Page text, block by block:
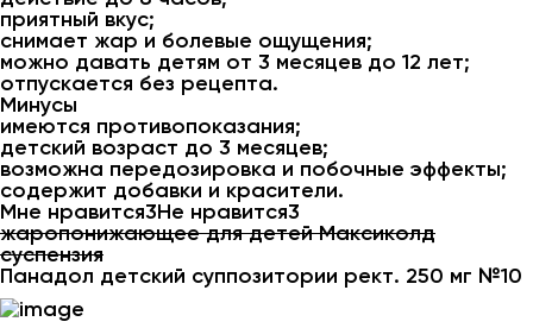
приятный вкус;
снимает жар и болевые ощущения;
можно давать детям от 3 месяцев до 12 лет;
отпускается без рецепта.
Минусы
имеются противопоказания;
детский возраст до 3 месяцев;
возможна передозировка и побочные эффекты;
содержит добавки и красители.
Мне нравится3Не нравится3
жаропонижающее для детей Максиколд
суспензия
Панадол детский суппозитории рект. 250 мг №10